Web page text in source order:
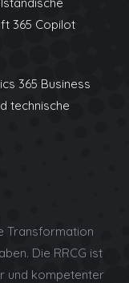
365 Copilot
365 Business
technische
Transformation
Die RRCG ist
und kompetenter